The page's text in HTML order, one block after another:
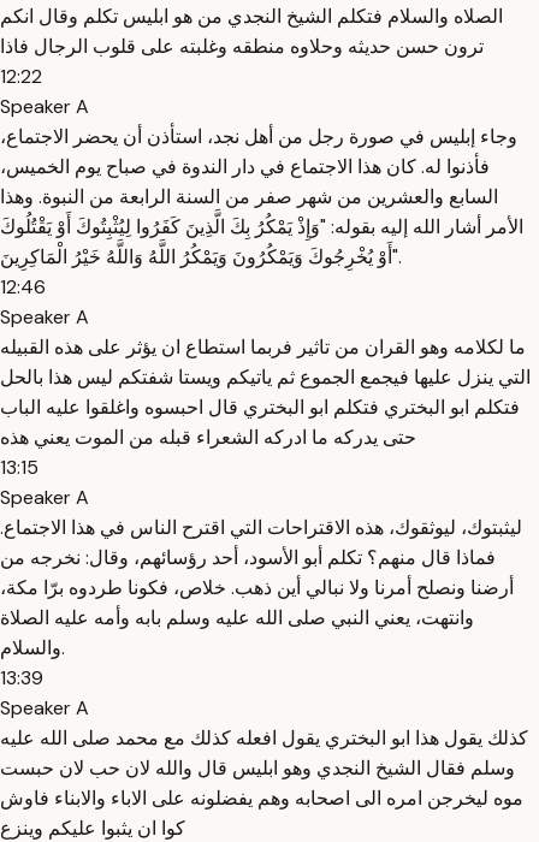
الصلاه والسلام فتكلم الشيخ النجدي من هو ابليس تكلم وقال انكم
ترون حسن حديثه وحلاوه منطقه وغلبته على قلوب الرجال فاذا
12:22
Speaker A
وجاء إبليس في صورة رجل من أهل نجد، استأذن أن يحضر الاجتماع،
فأذنوا له. كان هذا الاجتماع في دار الندوة في صباح يوم الخميس،
السابع والعشرين من شهر صفر من السنة الرابعة من النبوة. وهذا
الأمر أشار الله إليه بقوله: "وَإِذْ يَمْكُرُ بِكَ الَّذِينَ كَفَرُوا لِيُثْبِتُوكَ أَوْ يَقْتُلُوكَ
أَوْ يُخْرِجُوكَ وَيَمْكُرُونَ وَيَمْكُرُ اللَّهُ وَاللَّهُ خَيْرُ الْمَاكِرِينَ".
12:46
Speaker A
ما لكلامه وهو القران من تاثير فربما استطاع ان يؤثر على هذه القبيله
التي ينزل عليها فيجمع الجموع ثم ياتيكم ويستا شفتكم ليس هذا بالحل
فتكلم ابو البختري فتكلم ابو البختري قال احبسوه واغلقوا عليه الباب
حتى يدركه ما ادركه الشعراء قبله من الموت يعني هذه
13:15
Speaker A
ليثبتوك، ليوثقوك، هذه الاقتراحات التي اقترح الناس في هذا الاجتماع.
فماذا قال منهم؟ تكلم أبو الأسود، أحد رؤسائهم، وقال: نخرجه من
أرضنا ونصلح أمرنا ولا نبالي أين ذهب. خلاص، فكونا طردوه برّا مكة،
وانتهت، يعني النبي صلى الله عليه وسلم بابه وأمه عليه الصلاة
والسلام.
13:39
Speaker A
كذلك يقول هذا ابو البختري يقول افعله كذلك مع محمد صلى الله عليه
وسلم فقال الشيخ النجدي وهو ابليس قال والله لان حب لان حبست
موه ليخرجن امره الى اصحابه وهم يفضلونه على الاباء والابناء فاوش
كوا ان يثبوا عليكم وينزع